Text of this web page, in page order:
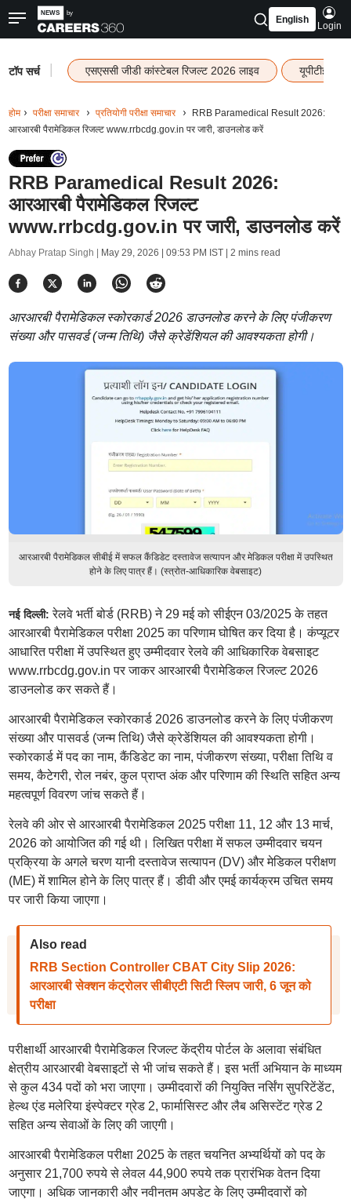
English
Login
टॉप सर्च एसएससी जीडी कांस्टेबल रिजल्ट 2026 लाइव यूपीटीईटी
होम परीक्षा समाचार प्रतियोगी परीक्षा समाचार
RRB Paramedical Result 2026:
आरआरबी पैरामेडिकल रिजल्ट www.rrbcdg.gov.in पर जारी, डाउनलोड करें
RRB Paramedical Result 2026:
आरआरबी पैरामेडिकल रिजल्ट
www.rrbcdg.gov.in पर जारी, डाउनलोड करें
Abhay Pratap Singh | May 29, 2026 | 09:53 PM IST| 2 mins read
आरआरबी पैरामेडिकल स्कोरकार्ड 2026 डाउनलोड करने के लिए पंजीकरण
संख्या और पासवर्ड (जन्म तिथि) जैसे क्रेडेंशियल की आवश्यकता होगी।
आरआरबी पैरामेडिकल सीबीई में सफल कैंडिडेट दस्तावेज सत्यापन और मेडिकल परीक्षा में उपस्थित
होने के लिए पात्र हैं। (स्त्रोत-आधिकारिक वेबसाइट)
नई दिल्ली:रेलवे भर्ती बोर्ड (RRB) ने 29 मई को सीईएन 03/2025 के तहत
आरआरबी पैरामेडिकल परीक्षा 2025 का परिणाम घोषित कर दिया है। कंप्यूटर
आधारित परीक्षा में उपस्थित हुए उम्मीदवार रेलवे की आधिकारिक वेबसाइट
www.rrbcdg.gov.in पर जाकर आरआरबी पैरामेडिकल रिजल्ट 2026
डाउनलोड कर सकते हैं।
आरआरबी पैरामेडिकल स्कोरकार्ड 2026 डाउनलोड करने के लिए पंजीकरण
संख्या और पासवर्ड (जन्म तिथि) जैसे क्रेडेंशियल की आवश्यकता होगी।
स्कोरकार्ड में पद का नाम, कैंडिडेट का नाम, पंजीकरण संख्या, परीक्षा तिथि व
समय, कैटेगरी, रोल नबंर, कुल प्राप्त अंक और परिणाम की स्थिति सहित अन्य
महत्वपूर्ण विवरण जांच सकते हैं।
रेलवे की ओर से आरआरबी पैरामेडिकल 2025 परीक्षा 11, 12 और 13 मार्च,
2026 को आयोजित की गई थी। लिखित परीक्षा में सफल उम्मीदवार चयन
प्रक्रिया के अगले चरण यानी दस्तावेज सत्यापन (DV) और मेडिकल परीक्षण
(ME) में शामिल होने के लिए पात्र हैं। डीवी और एमई कार्यक्रम उचित समय
पर जारी किया जाएगा।
Also read
RRB Section Controller CBAT City Slip 2026:
आरआरबी सेक्शन कंट्रोलर सीबीएटी सिटी स्लिप जारी, 6 जून को
परीक्षा
परीक्षार्थी आरआरबी पैरामेडिकल रिजल्ट केंद्रीय पोर्टल के अलावा संबंधित
क्षेत्रीय आरआरबी वेबसाइटों से भी जांच सकते हैं। इस भर्ती अभियान के माध्यम
से कुल 434 पदों को भरा जाएगा। उम्मीदवारों की नियुक्ति नर्सिंग सुपरिटेंडेंट,
हेल्थ एंड मलेरिया इंस्पेक्टर ग्रेड 2, फार्मासिस्ट और लैब असिस्टेंट ग्रेड 2
सहित अन्य सेवाओं के लिए की जाएगी।
आरआरबी पैरामेडिकल परीक्षा 2025 के तहत चयनित अभ्यर्थियों को पद के
अनुसार 21,700 रुपये से लेवल 44,900 रुपये तक प्रारंभिक वेतन दिया
जाएगा। अधिक जानकारी और नवीनतम अपडेट के लिए उम्मीदवारों को